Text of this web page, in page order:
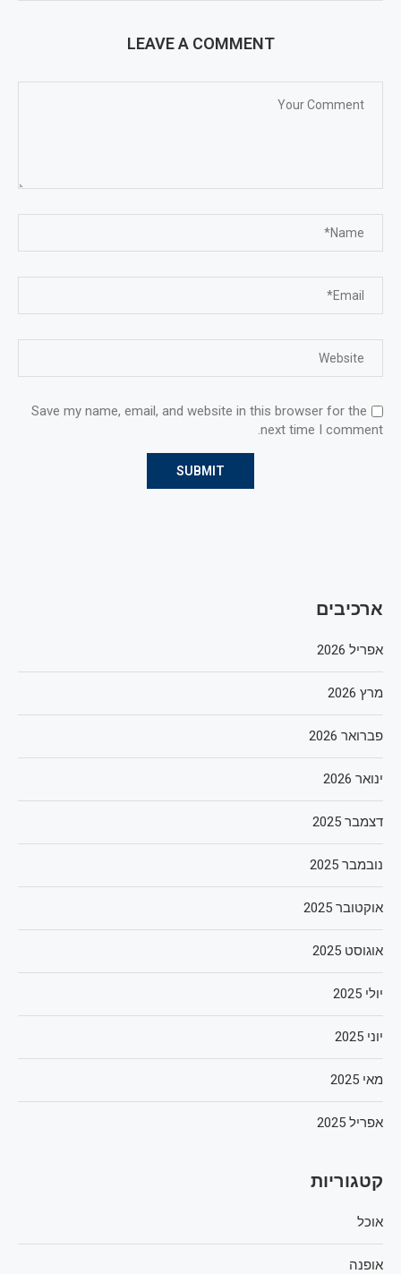
LEAVE A COMMENT
Save my name, email, and website in this browser for the
next time I comment.
ארכיבים
אפריל 2026
מרץ 2026
פברואר 2026
ינואר 2026
דצמבר 2025
נובמבר 2025
אוקטובר 2025
אוגוסט 2025
יולי 2025
יוני 2025
מאי 2025
אפריל 2025
קטגוריות
אוכל
אופנה